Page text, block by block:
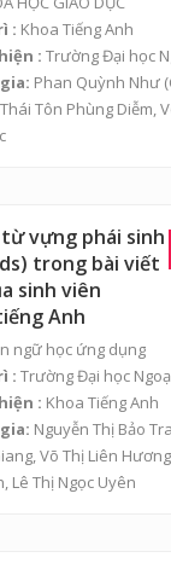
: Khoa Tiếng Anh
: Trường Đại học
Phan Quỳnh Như
Thái Tôn Phùng Diễm,
vựng phái sinh
trong bài viết
sinh viên
Anh
ngữ học ứng dụng
: Trường Đại học
: Khoa Tiếng Anh
Nguyễn Thị Bảo
,Võ Thị Liên Hương
, Lê Thị Ngọc Uyên